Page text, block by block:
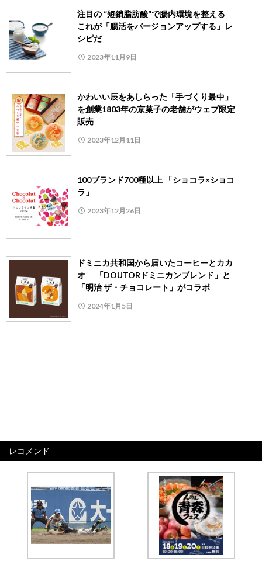
注目の “短鎖脂肪酸”で腸内環境を整える
これが「腸活をバージョンアップする」レ
シピだ
2023年11月9日
かわいい辰をあしらった「手づくり最中」
を創業1803年の京菓子の老舗がウェブ限定
販売
2023年12月11日
100ブランド700種以上 「ショコラ×ショコ
ラ」
2023年12月26日
ドミニカ共和国から届いたコーヒーとカカ
オ 「DOUTORドミニカンブレンド」と
「明治 ザ・チョコレート」がコラボ
2024年1月5日
レコメンド